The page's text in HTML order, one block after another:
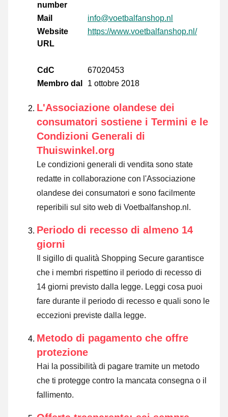
number
Mail
info@voetbalfanshop.nl
Website
URL
https://www.voetbalfanshop.nl/
CdC
67020453
Membro dal
1 ottobre 2018
L'Associazione olandese dei
consumatori sostiene i Termini e le
Condizioni Generali di
Thuiswinkel.org
Le condizioni generali di vendita sono state
redatte in collaborazione con l'Associazione
olandese dei consumatori e sono facilmente
reperibili sul sito web di Voetbalfanshop.nl.
Periodo di recesso di almeno 14
giorni
Il sigillo di qualità Shopping Secure garantisce
che i membri rispettino il periodo di recesso di
14 giorni previsto dalla legge. Leggi cosa puoi
fare durante il periodo di recesso e quali sono le
eccezioni previste dalla legge.
Metodo di pagamento che offre
protezione
Hai la possibilità di pagare tramite un metodo
che ti protegge contro la mancata consegna o il
fallimento.